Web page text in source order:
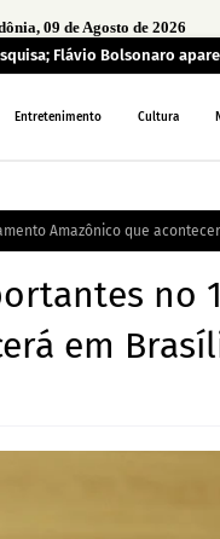
09 de Agosto de 2026
Flávio Bolsonaro
Entretenimento Cultura
Amazônico que
no
em